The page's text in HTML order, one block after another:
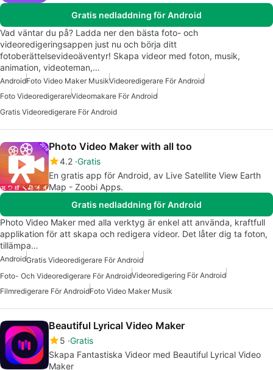
Gratis nedladdning för Android
Vad väntar du på? Ladda ner den bästa foto- och
videoredigeringsappen just nu och börja ditt
fotoberättelsevideoäventyr! Skapa videor med foton, musik,
animation, videoteman,…
AndroidFoto Video Maker MusikVideoredigerare För Android
Foto VideoredigerareVideomakare För Android
Gratis Videoredigerare För Android
Photo Video Maker with all too
4.2 Gratis
En gratis app för Android, av Live Satellite View Earth
Map - Zoobi Apps.
Gratis nedladdning för Android
Photo Video Maker med alla verktyg är enkel att använda, kraftfull
applikation för att skapa och redigera videor. Det låter dig ta foton,
tillämpa…
AndroidGratis Videoredigerare För Android
Foto- Och Videoredigerare För AndroidVideoredigering För Android
Filmredigerare För AndroidFoto Video Maker Musik
Beautiful Lyrical Video Maker
5 Gratis
Skapa Fantastiska Videor med Beautiful Lyrical Video
Maker